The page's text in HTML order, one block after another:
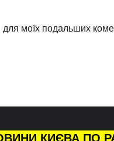
моїх подальших
КИЄВА ПО